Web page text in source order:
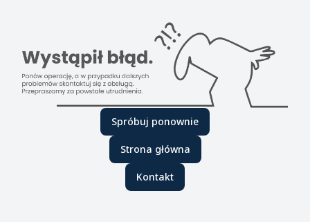
Spróbuj ponownie
Strona główna
Kontakt